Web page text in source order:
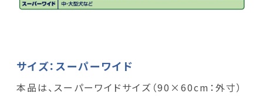
サイズ：スーパーワイド
本品は、スーパーワイドサイズ（90×60cm：外寸）